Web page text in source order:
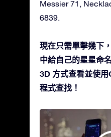
Messier 71,
6839.
現在只需單擊幾下
中給自己的星星命
3D 方式查看並使
程式查找！